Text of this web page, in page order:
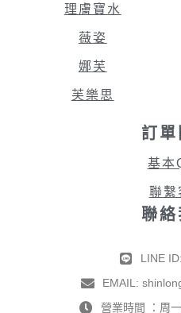
理膚寶水
薇姿
娜芙
芙樂思
訂單
基本
聯繫
聯絡
LINE
EMAIL:
營業時間 ：周